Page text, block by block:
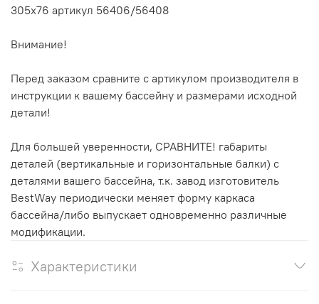
305х76 артикул 56406/56408
Внимание!
Перед заказом сравните с артикулом производителя в
инструкции к вашему бассейну и размерами исходной
детали!
Для большей уверенности, СРАВНИТЕ! габариты
деталей (вертикальные и горизонтальные балки) с
деталями вашего бассейна, т.к. завод изготовитель
BestWay периодически меняет форму каркаса
бассейна/либо выпускает одновременно различные
модификации.
Характеристики